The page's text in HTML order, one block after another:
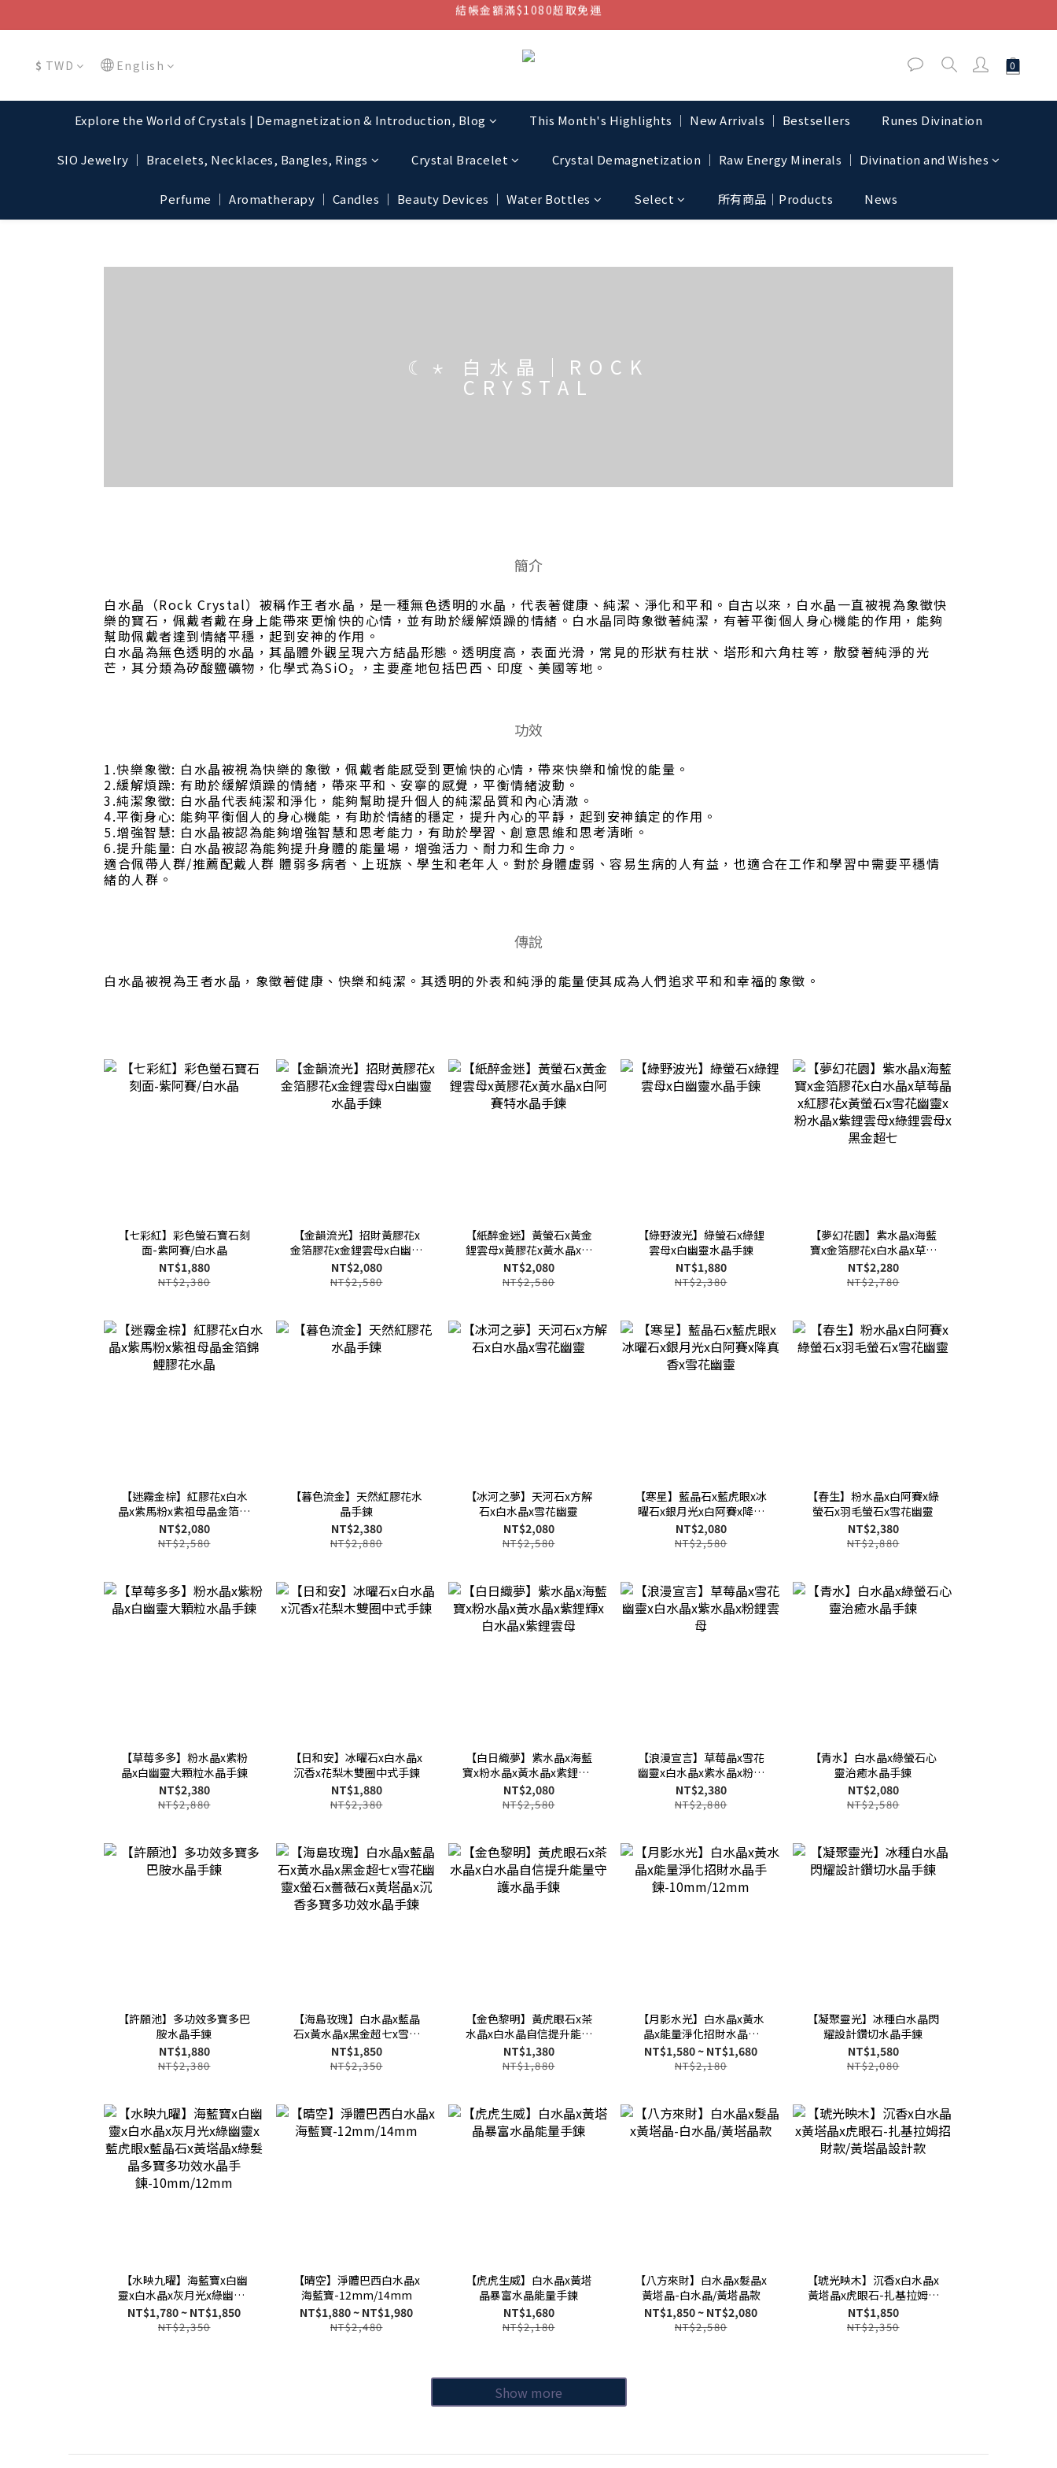
結帳金額滿$1080超取免運
七周年慶，滿1890折150 (…依此類推)
點我加入官方LINE帳號，獲得50元現金券
$ TWD English
Explore the World of Crystals | Demagnetization & Introduction, Blog This Month's Highlights │ New Arrivals │ Bestsellers Runes Divination
SIO Jewelry │ Bracelets, Necklaces, Bangles, Rings Crystal Bracelet Crystal Demagnetization │ Raw Energy Minerals │ Divination and Wishes
Perfume │ Aromatherapy │ Candles │ Beauty Devices │ Water Bottles Select 所有商品｜Products News
☾⋆ 白水晶｜ROCK
CRYSTAL
簡介
白水晶（Rock Crystal）被稱作王者水晶，是一種無色透明的水晶，代表著健康、純潔、淨化和平和。自古以來，白水晶一直被視為象徵快
樂的寶石，佩戴者戴在身上能帶來更愉快的心情，並有助於緩解煩躁的情緒。白水晶同時象徵著純潔，有著平衡個人身心機能的作用，能夠
幫助佩戴者達到情緒平穩，起到安神的作用。
白水晶為無色透明的水晶，其晶體外觀呈現六方結晶形態。透明度高，表面光滑，常見的形狀有柱狀、塔形和六角柱等，散發著純淨的光
芒，其分類為矽酸鹽礦物，化學式為SiO₂ ，主要產地包括巴西、印度、美國等地。
功效
1.快樂象徵: 白水晶被視為快樂的象徵，佩戴者能感受到更愉快的心情，帶來快樂和愉悅的能量。
2.緩解煩躁: 有助於緩解煩躁的情緒，帶來平和、安寧的感覺，平衡情緒波動。
3.純潔象徵: 白水晶代表純潔和淨化，能夠幫助提升個人的純潔品質和內心清澈。
4.平衡身心: 能夠平衡個人的身心機能，有助於情緒的穩定，提升內心的平靜，起到安神鎮定的作用。
5.增強智慧: 白水晶被認為能夠增強智慧和思考能力，有助於學習、創意思維和思考清晰。
6.提升能量: 白水晶被認為能夠提升身體的能量場，增強活力、耐力和生命力。
適合佩帶人群/推薦配戴人群 體弱多病者、上班族、學生和老年人。對於身體虛弱、容易生病的人有益，也適合在工作和學習中需要平穩情
緒的人群。
傳說
白水晶被視為王者水晶，象徵著健康、快樂和純潔。其透明的外表和純淨的能量使其成為人們追求平和和幸福的象徵。
【七彩紅】彩色螢石寶石刻
面-紫阿賽/白水晶
NT$1,880
NT$2,380
【金韻流光】招財黃膠花x
金箔膠花x金鋰雲母x白幽靈
水晶手鍊
NT$2,080
NT$2,580
【紙醉金迷】黃螢石x黃金
鋰雲母x黃膠花x黃水晶x白
阿賽特水晶手鍊
NT$2,080
NT$2,580
【綠野波光】綠螢石x綠鋰
雲母x白幽靈水晶手鍊
NT$1,880
NT$2,380
【夢幻花園】紫水晶x海藍
寶x金箔膠花x白水晶x草莓
晶x紅膠花x黃螢石x雪花幽
靈x粉水晶x紫鋰雲母x綠鋰
NT$2,280
NT$2,780
【迷霧金棕】紅膠花x白水
晶x紫馬粉x紫祖母晶金箔錦
鯉膠花水晶
NT$2,080
NT$2,580
【暮色流金】天然紅膠花水
晶手鍊
NT$2,380
NT$2,880
【冰河之夢】天河石x方解
石x白水晶x雪花幽靈
NT$2,080
NT$2,580
【寒星】藍晶石x藍虎眼x冰
曜石x銀月光x白阿賽x降真
香x雪花幽靈
NT$2,080
NT$2,580
【春生】粉水晶x白阿賽x綠
螢石x羽毛螢石x雪花幽靈
NT$2,380
NT$2,880
【草莓多多】粉水晶x紫粉
晶x白幽靈大顆粒水晶手鍊
NT$2,380
NT$2,880
【日和安】冰曜石x白水晶x
沉香x花梨木雙圈中式手鍊
NT$1,880
NT$2,380
【白日織夢】紫水晶x海藍
寶x粉水晶x黃水晶x紫鋰輝x
白水晶x紫鋰雲母
NT$2,080
NT$2,580
【浪漫宣言】草莓晶x雪花
幽靈x白水晶x紫水晶x粉鋰
雲母
NT$2,380
NT$2,880
【青水】白水晶x綠螢石心
靈治癒水晶手鍊
NT$2,080
NT$2,580
【許願池】多功效多寶多巴
胺水晶手鍊
NT$1,880
NT$2,380
【海島玫瑰】白水晶x藍晶
石x黃水晶x黑金超七x雪花
幽靈x螢石x薔薇石x黃塔晶x
沉香多寶多功效水晶手鍊
NT$1,850
NT$2,350
【金色黎明】黃虎眼石x茶
水晶x白水晶自信提升能量
守護水晶手鍊
NT$1,380
NT$1,880
【月影水光】白水晶x黃水
晶x能量淨化招財水晶手
鍊-10mm/12mm
NT$1,580 ~ NT$1,680
NT$2,180
【凝聚靈光】冰種白水晶閃
耀設計鑽切水晶手鍊
NT$1,580
NT$2,080
【水映九曜】海藍寶x白幽
靈x白水晶x灰月光x綠幽靈x
藍虎眼x藍晶石x黃塔晶x綠
髮晶多寶多功效水晶手
NT$1,780 ~ NT$1,850
NT$2,350
【晴空】淨體巴西白水晶x
海藍寶-12mm/14mm
NT$1,880 ~ NT$1,980
NT$2,480
【虎虎生威】白水晶x黃塔
晶暴富水晶能量手鍊
NT$1,680
NT$2,180
【八方來財】白水晶x髮晶x
黃塔晶-白水晶/黃塔晶款
NT$1,850 ~ NT$2,080
NT$2,580
【琥光映木】沉香x白水晶x
黃塔晶x虎眼石-扎基拉姆招
財款/黃塔晶設計款
NT$1,850
NT$2,350
Show more